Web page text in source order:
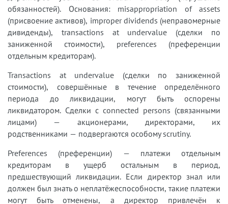
обязанностей). Основания: misappropriation of assets
(присвоение активов), improper dividends (неправомерные
дивиденды), transactions at undervalue (сделки по
заниженной стоимости), preferences (преференции
отдельным кредиторам).
Transactions at undervalue (сделки по заниженной
стоимости), совершённые в течение определённого
периода до ликвидации, могут быть оспорены
ликвидатором. Сделки с connected persons (связанными
лицами) — акционерами, директорами, их
родственниками — подвергаются особому scrutiny.
Preferences (преференции) — платежи отдельным
кредиторам в ущерб остальным в период,
предшествующий ликвидации. Если директор знал или
должен был знать о неплатёжеспособности, такие платежи
могут быть отменены, а директор привлечён к